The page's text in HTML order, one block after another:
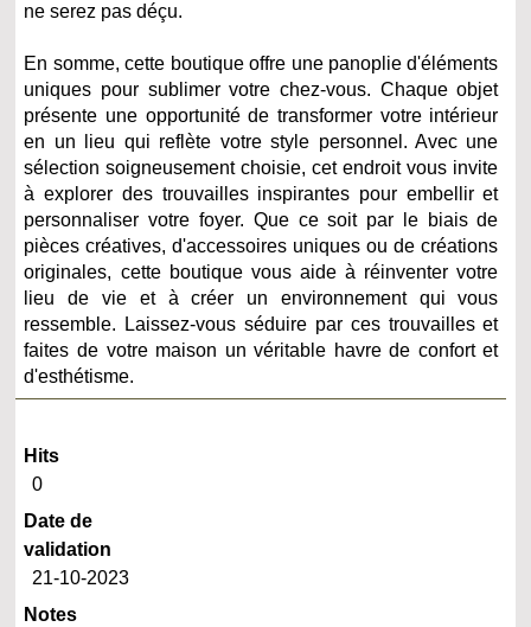
ne serez pas déçu.
En somme, cette boutique offre une panoplie d'éléments
uniques pour sublimer votre chez-vous. Chaque objet
présente une opportunité de transformer votre intérieur
en un lieu qui reflète votre style personnel. Avec une
sélection soigneusement choisie, cet endroit vous invite
à explorer des trouvailles inspirantes pour embellir et
personnaliser votre foyer. Que ce soit par le biais de
pièces créatives, d'accessoires uniques ou de créations
originales, cette boutique vous aide à réinventer votre
lieu de vie et à créer un environnement qui vous
ressemble. Laissez-vous séduire par ces trouvailles et
faites de votre maison un véritable havre de confort et
d'esthétisme.
Hits
0
Date de
validation
21-10-2023
Notes